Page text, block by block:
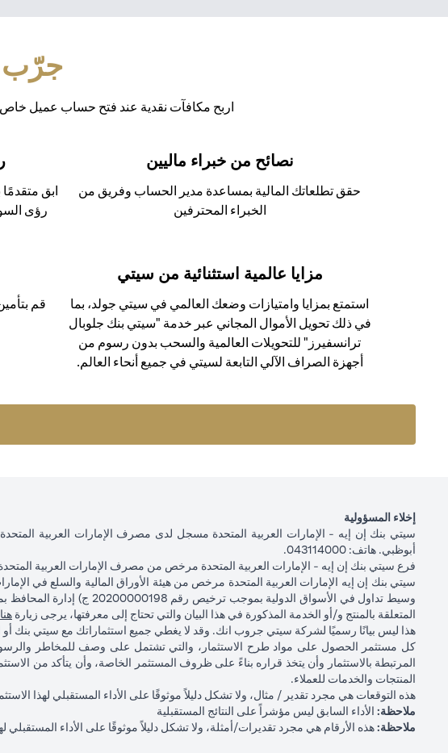
جرّب
اربح مكافآت نقدية عند فتح حساب عميل خاص
نصائح من خبراء ماليين
حقق تطلعاتك المالية بمساعدة مدير الحساب وفريق من
الخبراء المحترفين
ابق
مزايا عالمية استثنائية من سيتي
استمتع بمزايا وامتيازات وضعك العالمي في سيتي جولد، بما
في ذلك تحويل الأموال المجاني عبر خدمة "سيتي بنك جلوبال
ترانسفيرز" للتحويلات العالمية والسحب بدون رسوم من
أجهزة الصراف الآلي التابعة لسيتي في جميع أنحاء العالم.
قم
إخلاء المسؤولية
أبوظبي. هاتف: 043114000.
فرع سيتي بنك إن إيه - الإمارات العربية المتحدة مرخص من مصرف الإمارات العربية
المتعلقة بالمنتج و/أو الخدمة المذكورة في هذا البيان والتي تحتاج إلى معرفتها، يرجى زيارة هنا
هذا ليس بيانًا رسميًا لشركة سيتي جروب انك. وقد لا يغطي جميع استثماراتك مع سيتي بنك
كل مستثمر الحصول على مواد طرح الاستثمار، والتي تشتمل على وصف للمخاطر
المرتبطة بالاستثمار وأن يتخذ قراره بناءً على ظروف المستثمر الخاصة، وأن يتأكد من
المنتجات والخدمات للعملاء.
هذه التوقعات هي مجرد تقدير / مثال، ولا تشكل دليلاً موثوقًا على الأداء المستقبلي لهذا
ملاحظة: الأداء السابق ليس مؤشراً على النتائج المستقبلية
ملاحظة:هذه الأرقام هي مجرد تقديرات/أمثلة، ولا تشكل دليلاً موثوقًا على الأداء المستقبلي